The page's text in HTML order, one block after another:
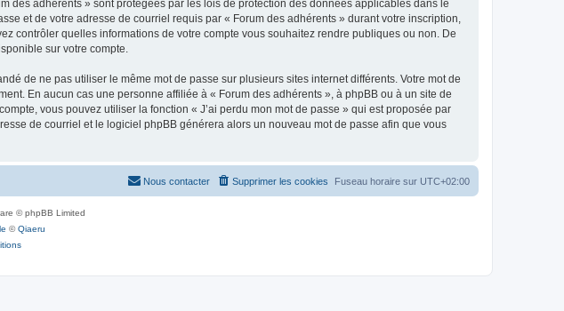
des adhérents » sont protégées par les lois de protection des données applicables dans le
et de votre adresse de courriel requis par « Forum des adhérents » durant votre inscription,
contrôler quelles informations de votre compte vous souhaitez rendre publiques ou non. De
sur votre compte.
de ne pas utiliser le même mot de passe sur plusieurs sites internet différents. Votre mot de
En aucun cas une personne affiliée à « Forum des adhérents », à phpBB ou à un site de
vous pouvez utiliser la fonction « J’ai perdu mon mot de passe » qui est proposée par
de courriel et le logiciel phpBB générera alors un nouveau mot de passe afin que vous
Fuseau horaire sur UTC+02:00
Supprimer les cookies
Nous contacter
© phpBB Limited
©Qiaeru